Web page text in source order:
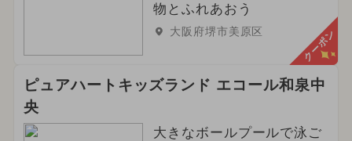
物とふれあおう
大阪府堺市美原区 クーポン
ピュアハートキッズランド エコール和泉中
央
大きなボールプールで泳ご